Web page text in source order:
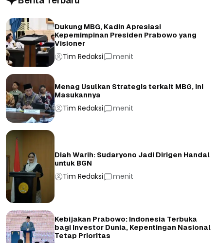
Dukung MBG, Kadin Apresiasi
Kepemimpinan Presiden Prabowo yang
Visioner
Tim Redaksi menit
Menag Usulkan Strategis terkait MBG, Ini
Masukannya
Tim Redaksi menit
Diah Warih: Sudaryono Jadi Dirigen Handal
untuk BGN
Tim Redaksi menit
Kebijakan Prabowo: Indonesia Terbuka
bagi Investor Dunia, Kepentingan Nasional
Tetap Prioritas